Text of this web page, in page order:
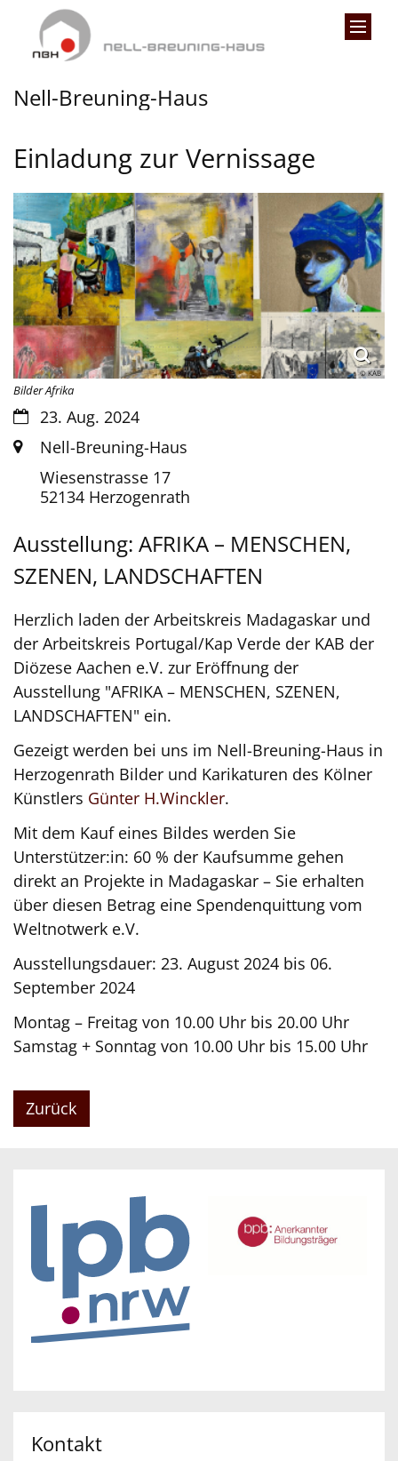
Zum Inhalt springen
Nell-Breuning-Haus
Einladung zur Vernissage
© KAB
Bilder Afrika
Datum:23. Aug. 2024
Ort: Nell-Breuning-Haus
Wiesenstrasse 17
52134 Herzogenrath
Ausstellung: AFRIKA – MENSCHEN,
SZENEN, LANDSCHAFTEN
Herzlich laden der Arbeitskreis Madagaskar und
der Arbeitskreis Portugal/Kap Verde der KAB der
Diözese Aachen e.V. zur Eröffnung der
Ausstellung "AFRIKA – MENSCHEN, SZENEN,
LANDSCHAFTEN" ein.
Gezeigt werden bei uns im Nell-Breuning-Haus in
Herzogenrath Bilder und Karikaturen des Kölner
Künstlers Günter H.Winckler.
Mit dem Kauf eines Bildes werden Sie
Unterstützer:in: 60 % der Kaufsumme gehen
direkt an Projekte in Madagaskar – Sie erhalten
über diesen Betrag eine Spendenquittung vom
Weltnotwerk e.V.
Ausstellungsdauer: 23. August 2024 bis 06.
September 2024
Montag – Freitag von 10.00 Uhr bis 20.00 Uhr
Samstag + Sonntag von 10.00 Uhr bis 15.00 Uhr
Zurück
Kontakt